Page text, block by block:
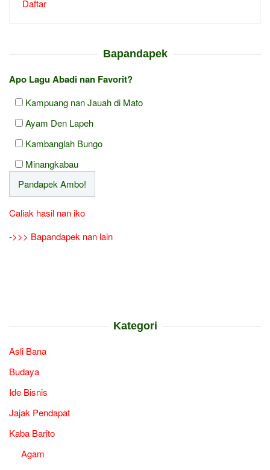
Daftar
Bapandapek
Apo Lagu Abadi nan Favorit?
Kampuang nan Jauah di Mato
Ayam Den Lapeh
Kambanglah Bungo
Minangkabau
Caliak hasil nan iko
->>> Bapandapek nan lain
Kategori
Asli Bana
Budaya
Ide Bisnis
Jajak Pendapat
Kaba Barito
Agam